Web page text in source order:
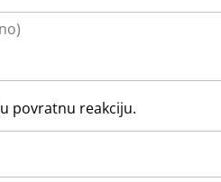
povratnu reakciju.